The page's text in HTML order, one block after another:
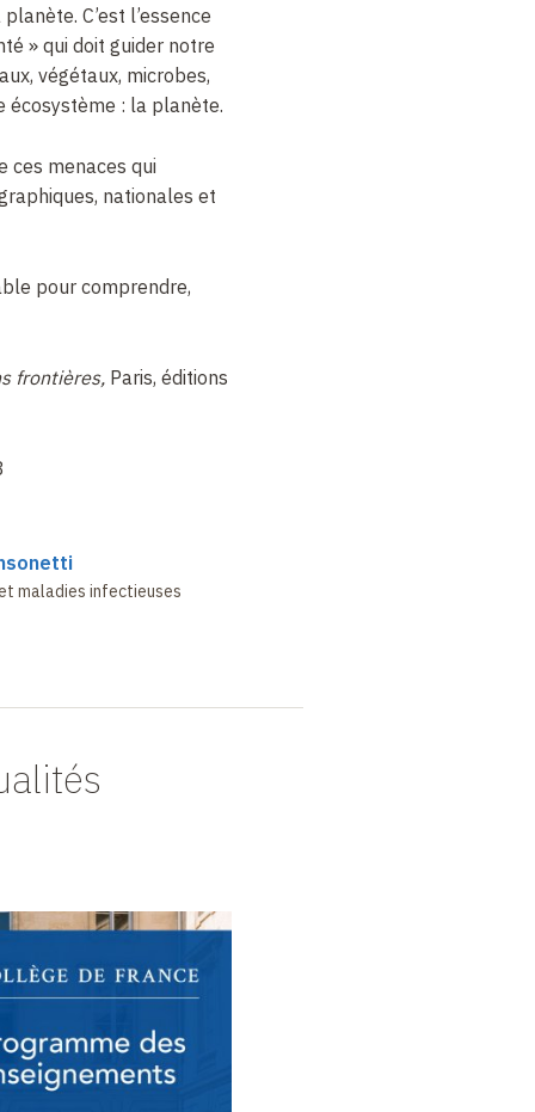
C’est l’essence
» qui doit guider notre
végétaux, microbes,
écosystème : la planète.
ces menaces qui
nationales et
pour comprendre,
frontières, Paris, éditions
maladies infectieuses